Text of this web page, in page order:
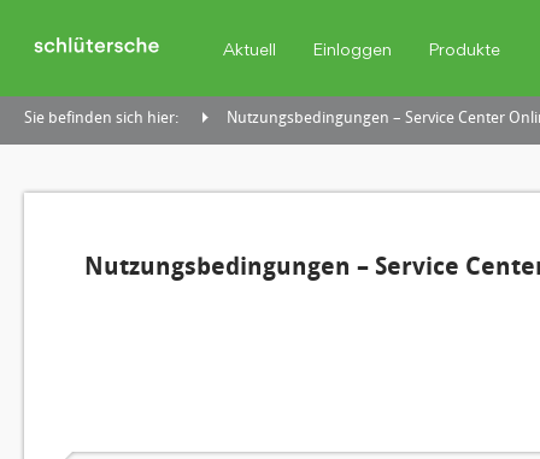
Aktuell Einloggen Produkte
Sie befinden sich hier: Nutzungsbedingungen – Service Center
Nutzungsbedingungen – Service